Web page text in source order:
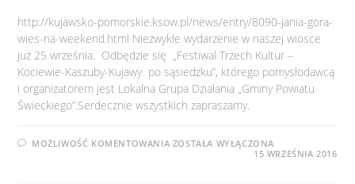
http://kujawsko-pomorskie.ksow.pl/news/entry/8090-jania-gora-
wies-na-weekend.html Niezwykłe wydarzenie w naszej wiosce
już 25 września. Odbędzie się „Festiwal Trzech Kultur –
Kociewie-Kaszuby-Kujawy po sąsiedzku”, którego pomysłodawcą
i organizatorem jest Lokalna Grupa Działania „Gminy Powiatu
Świeckiego”.Serdecznie wszystkich zapraszamy.
MOŻLIWOŚĆ KOMENTOWANIA FESTIWAL
ZOSTAŁA WYŁĄCZONA
15 WRZEŚNIA 2016